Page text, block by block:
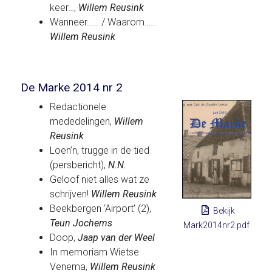
keer…, Willem Reusink
Wanneer…… / Waarom……
Willem Reusink
De Marke 2014 nr 2
Bekijk
Mark2014nr2.pdf
Redactionele
mededelingen, Willem
Reusink
Loen’n, trugge in de tied
(persbericht),N.N.
Geloof niet alles wat ze
schrijven! Willem Reusink
Beekbergen ‘Airport’ (2),
Teun Jochems
Doop,Jaap van der Weel
In memoriam Wietse
Venema, Willem Reusink